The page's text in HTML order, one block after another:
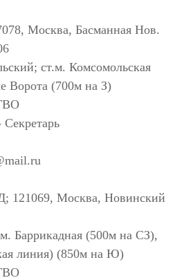
Москва, Басманная Нов.
ст.м. Комсомольская
Ворота (700м на З)
Москва, Новинский
Баррикадная (500м на СЗ),
линия) (850м на Ю)